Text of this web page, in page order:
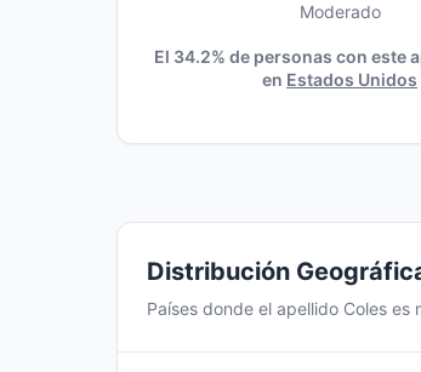
Moderado
El 34.2% de personas con este
en Estados Unidos
Distribución
Países donde el apellido Coles es